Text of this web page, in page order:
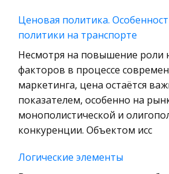
Физкультура и Спорт
История отечественного
права
Технология
Уголовное право
Охрана природы, Экология,
Природопользование
Военная кафедра
Ценовая политика.
политики на транспорте
Несмотря на повышение роли
факторов в процессе
маркетинга, цена остаётся
показателем, особенно на
монополистической и
конкуренции. Объектом исс
Логические элементы